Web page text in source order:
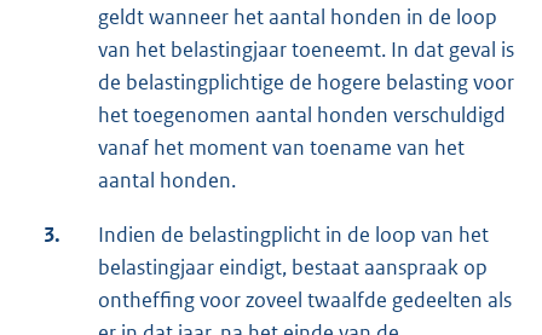
geldt wanneer het aantal honden in de loop
van het belastingjaar toeneemt. In dat geval is
de belastingplichtige de hogere belasting voor
het toegenomen aantal honden verschuldigd
vanaf het moment van toename van het
aantal honden.
3.
Indien de belastingplicht in de loop van het
belastingjaar eindigt, bestaat aanspraak op
ontheffing voor zoveel twaalfde gedeelten als